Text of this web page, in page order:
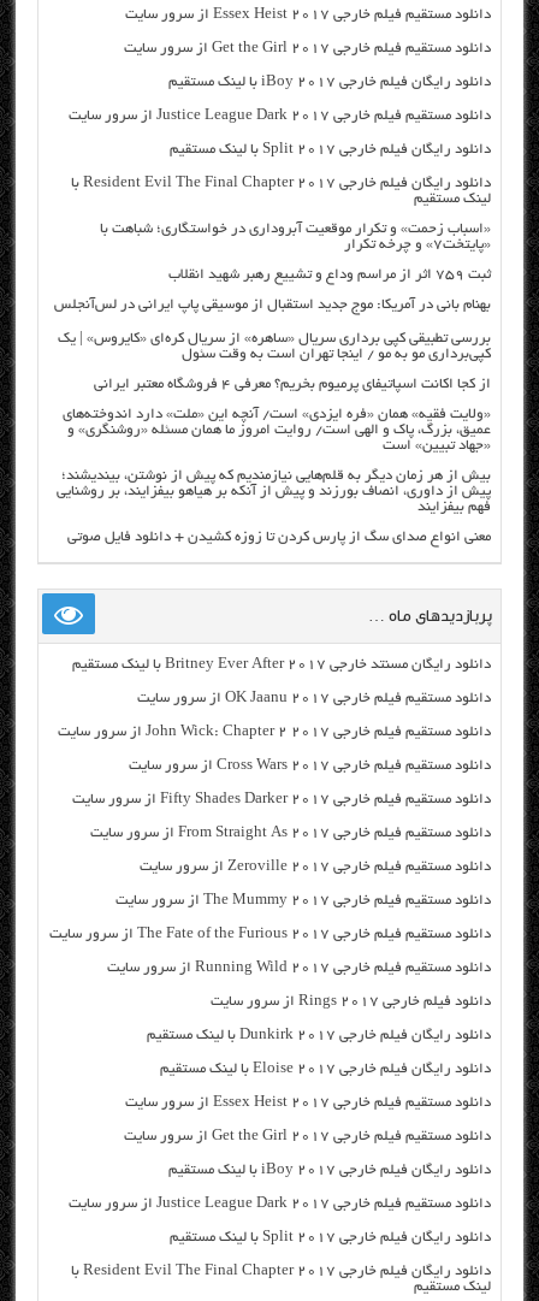
دانلود مستقیم فیلم خارجی Essex Heist 2017 از سرور سایت
دانلود مستقیم فیلم خارجی Get the Girl 2017 از سرور سایت
دانلود رایگان فیلم خارجی iBoy 2017 با لینک مستقیم
دانلود مستقیم فیلم خارجی Justice League Dark 2017 از سرور سایت
دانلود رایگان فیلم خارجی Split 2017 با لینک مستقیم
دانلود رایگان فیلم خارجی Resident Evil The Final Chapter 2017 با
لینک مستقیم
«اسباب زحمت» و تکرار موقعیت آبروداری در خواستگاری؛ شباهت با
«پایتخت۷» و چرخه تکرار
ثبت ۷۵۹ اثر از مراسم وداع و تشییع رهبر شهید انقلاب
بهنام بانی در آمریکا: موج جدید استقبال از موسیقی پاپ ایرانی در لس‌آنجلس
بررسی تطبیقی کپی برداری سریال «ساهره» از سریال کره‌ای «کایروس» | یک
کپی‌برداری مو به مو / اینجا تهران است به وقت سئول
از کجا اکانت اسپاتیفای پرمیوم بخریم؟ معرفی ۴ فروشگاه معتبر ایرانی
«ولایت فقیه» همان «فره ایزدی» است/ آنچه این «ملت» دارد اندوخته‌های
عمیق، بزرگ، پاک و الهی است/ روایت امروز ما همان مسئله «روشنگری» و
«جهاد تبیین» است
بیش از هر زمان دیگر به قلم‌هایی نیازمندیم که پیش از نوشتن، بیندیشند؛
پیش از داوری، انصاف بورزند و پیش از آنکه بر هیاهو بیفزایند، بر روشنایی
فهم بیفزایند
معنی انواع صدای سگ از پارس کردن تا زوزه کشیدن + دانلود فایل صوتی
پربازدیدهای ماه …
دانلود رایگان مسنتد خارجی Britney Ever After 2017 با لینک مستقیم
دانلود مستقیم فیلم خارجی OK Jaanu 2017 از سرور سایت
دانلود مستقیم فیلم خارجی John Wick: Chapter 2 2017 از سرور سایت
دانلود مستقیم فیلم خارجی Cross Wars 2017 از سرور سایت
دانلود مستقیم فیلم خارجی Fifty Shades Darker 2017 از سرور سایت
دانلود مستقیم فیلم خارجی From Straight As 2017 از سرور سایت
دانلود مستقیم فیلم خارجی Zeroville 2017 از سرور سایت
دانلود مستقیم فیلم خارجی The Mummy 2017 از سرور سایت
دانلود مستقیم فیلم خارجی The Fate of the Furious 2017 از سرور سایت
دانلود مستقیم فیلم خارجی Running Wild 2017 از سرور سایت
دانلود فیلم خارجی Rings 2017 از سرور سایت
دانلود رایگان فیلم خارجی Dunkirk 2017 با لینک مستقیم
دانلود رایگان فیلم خارجی Eloise 2017 با لینک مستقیم
دانلود مستقیم فیلم خارجی Essex Heist 2017 از سرور سایت
دانلود مستقیم فیلم خارجی Get the Girl 2017 از سرور سایت
دانلود رایگان فیلم خارجی iBoy 2017 با لینک مستقیم
دانلود مستقیم فیلم خارجی Justice League Dark 2017 از سرور سایت
دانلود رایگان فیلم خارجی Split 2017 با لینک مستقیم
دانلود رایگان فیلم خارجی Resident Evil The Final Chapter 2017 با
لینک مستقیم